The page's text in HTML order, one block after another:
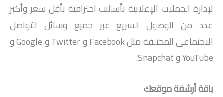
لإدارة الحملات الإعلانية بأساليب احترافية بأقل سعر وأكبر
عدد من الوصول السريع عبر جميع وسائل التواصل
الاجتماعي المختلفة مثل Facebook و Twitter و Google و
YouTube و Snapchat.
باقة أرشفة موقعك